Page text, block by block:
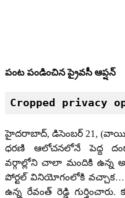
పంట పండించిన ప్రైవసీ ఆప్షన్
Cropped privacy
హైదరాబాద్, డిసెంబర్ 21,
ధరణి ఆలోచనలోనే పెద్ద
వర్గాల్లోని చాలా మందికి ఉన్న
పోర్టల్ వినియోగంలోకి వచ్చాక…
ఉన్న రేవంత్ రెడ్డి గుర్తించారు.